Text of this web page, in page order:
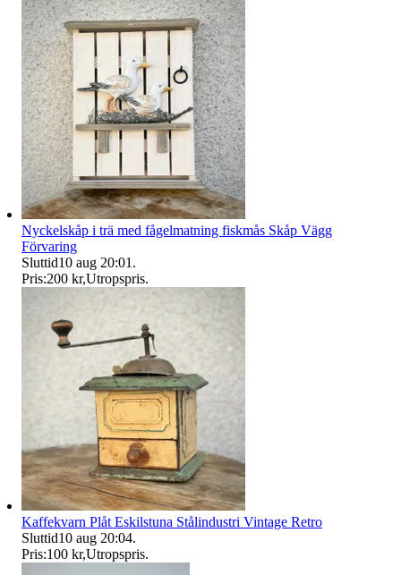
Nyckelskåp i trä med fågelmatning fiskmås Skåp Vägg
Förvaring
Sluttid10 aug 20:01 .
Pris:200 kr,Utropspris.
Kaffekvarn Plåt Eskilstuna Stålindustri Vintage Retro
Sluttid10 aug 20:04.
Pris:100 kr,Utropspris.